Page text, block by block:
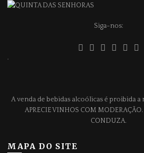
Siga-nos:
.
A venda de bebidas alcoólicas é proibida a
APRECIE VINHOS COM MODERAÇÃO.
CONDUZA.
MAPA DO SITE